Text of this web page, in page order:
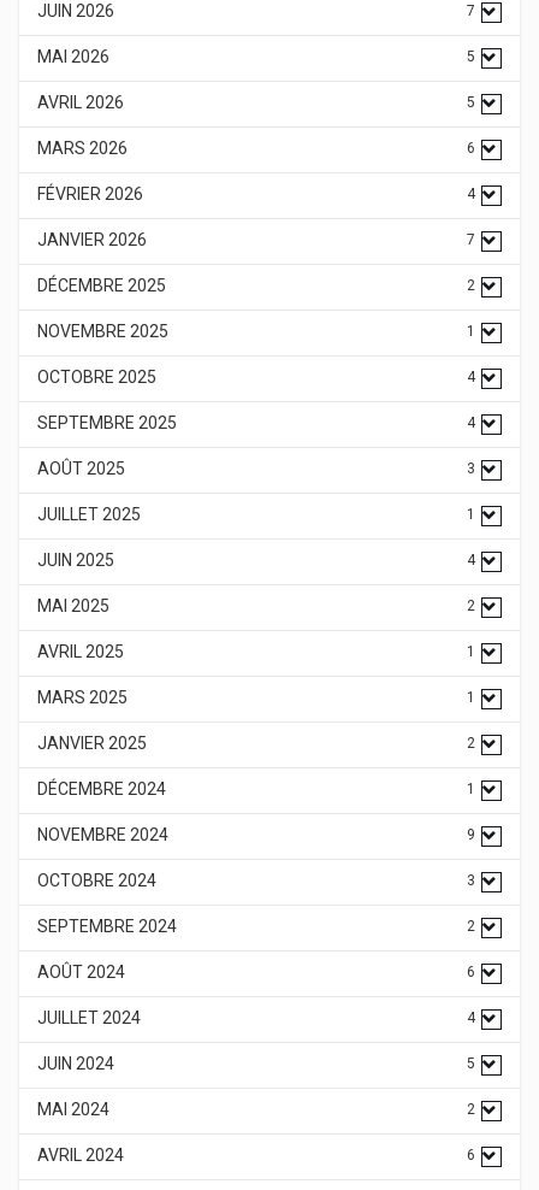
JUIN 2026 7
MAI 2026 5
AVRIL 2026 5
MARS 2026 6
FÉVRIER 2026 4
JANVIER 2026 7
DÉCEMBRE 2025 2
NOVEMBRE 2025 1
OCTOBRE 2025 4
SEPTEMBRE 2025 4
AOÛT 2025 3
JUILLET 2025 1
JUIN 2025 4
MAI 2025 2
AVRIL 2025 1
MARS 2025 1
JANVIER 2025 2
DÉCEMBRE 2024 1
NOVEMBRE 2024 9
OCTOBRE 2024 3
SEPTEMBRE 2024 2
AOÛT 2024 6
JUILLET 2024 4
JUIN 2024 5
MAI 2024 2
AVRIL 2024 6